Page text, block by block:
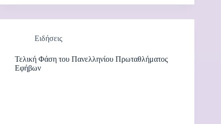
Ειδήσεις
Τελική Φάση του Πανελληνίου Πρωταθλήματος
Εφήβων